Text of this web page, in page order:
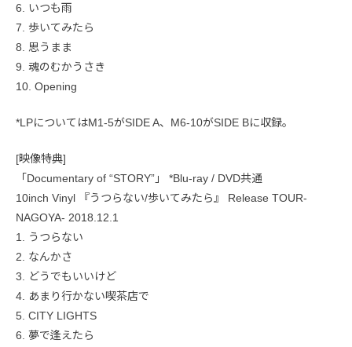
6. いつも雨
7. 歩いてみたら
8. 思うまま
9. 魂のむかうさき
10. Opening
*LPについてはM1-5がSIDE A、M6-10がSIDE Bに収録。
[映像特典]
「Documentary of “STORY”」 *Blu-ray / DVD共通
10inch Vinyl 『うつらない/歩いてみたら』 Release TOUR-
NAGOYA- 2018.12.1
1. うつらない
2. なんかさ
3. どうでもいいけど
4. あまり行かない喫茶店で
5. CITY LIGHTS
6. 夢で逢えたら